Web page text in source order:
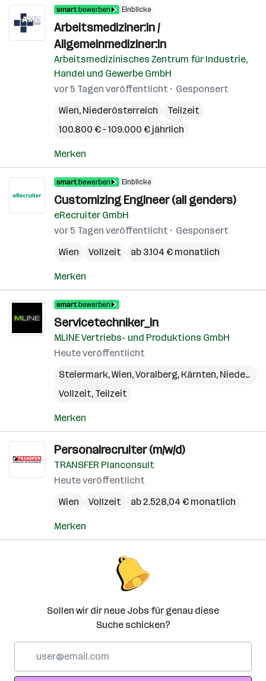
Einblicke
Arbeitsmediziner:in /
Allgemeinmediziner:in
Arbeitsmedizinisches Zentrum für Industrie,
Handel und Gewerbe GmbH
vor 5 Tagen veröffentlicht
Gesponsert
Wien, Niederösterreich
Teilzeit
100.800 € – 109.000 € jährlich
Merken
Einblicke
Customizing Engineer (all genders)
eRecruiter GmbH
vor 5 Tagen veröffentlicht
Gesponsert
Wien
Vollzeit ab 3.104 € monatlich
Merken
Servicetechniker_in
MLINE Vertriebs- und Produktions GmbH
Heute veröffentlicht
Steiermark,Wien,Voralberg, Kärnten, Niederösterreich
Vollzeit, Teilzeit
Merken
Personalrecruiter (m/w/d)
TRANSFER Planconsult
Heute veröffentlicht
Wien
Vollzeit ab 2.528,04 € monatlich
Merken
Sollen wir dir neue Jobs für genau diese
Suche schicken?
Adresse